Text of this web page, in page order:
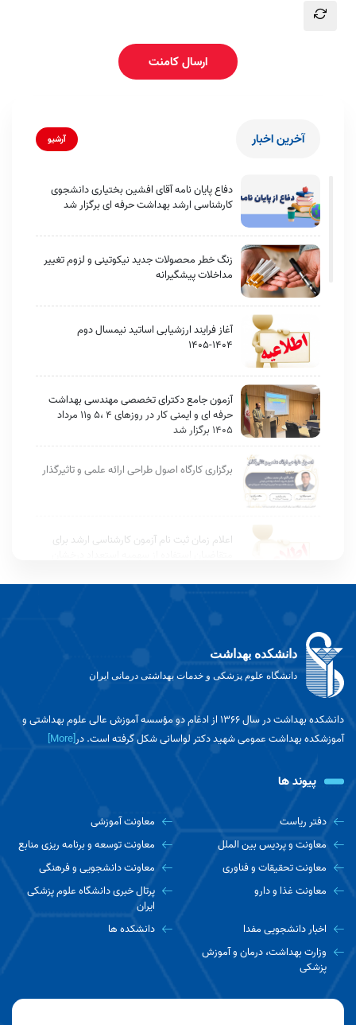
ارسال کامنت
آخرین اخبار آرشیو
دفاع پایان نامه آقای افشین بختیاری دانشجوی
کارشناسی ارشد بهداشت حرفه ای برگزار شد
زنگ خطر محصولات جدید نیکوتینی و لزوم تغییر
مداخلات پیشگیرانه
آغاز فرایند ارزشیابی اساتید نیمسال دوم
۱۴۰۴-۱۴۰۵
آزمون جامع دکترای تخصصی مهندسی بهداشت
حرفه ای و ایمنی کار در روزهای 4 ،5 و11 مرداد
1405 برگزار شد
برگزاری کارگاه اصول طراحی ارائه علمی و تاثیرگذار
اعلام زمان ثبت نام آزمون کارشناسی ارشد برای
برگزاری نشست تخصصی کمیته فنی متناظر
ارگونومی با محوریت آشنایی با سازمان بین‌المللی
فراخوان ثبت‌نام دوره گواهی عالی بهداشت عمومی
آموزه‌های نهج‌البلاغه‌ای-خطبه 114
برگزاری همایش ملی توسعه پایدار با رویکرد افق
های نوین در علوم فناوری جامعه
تبریک به مناسبت ارتقای مرتبه علمی آقای دکتر
دانشکده بهداشت
دانشگاه علوم پزشکی و خدمات بهداشتی درمانی ایران
دانشکده بهداشت در سال ۱۳۶۶ از ادغام دو مؤسسه آموزش عالی علوم بهداشتی و
آموزشکده بهداشت عمومی شهید دکتر لواسانی شکل گرفته است. در[More]
پیوند ها
دفتر ریاست
معاونت آموزشی
معاونت و پردیس بین الملل
معاونت توسعه و برنامه ریزی منابع
معاونت تحقیقات و فناوری
معاونت دانشجویی و فرهنگی
معاونت غذا و دارو
پرتال خبری دانشگاه علوم پزشکی
ایران
اخبار دانشجویی مفدا
دانشکده ها
وزارت بهداشت، درمان و آموزش
پزشکی